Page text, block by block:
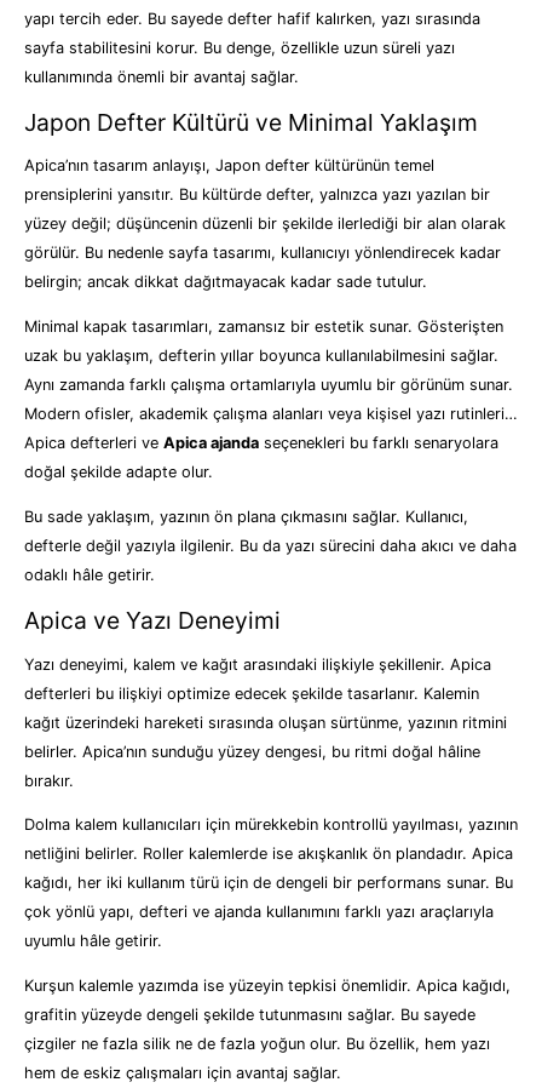
yapı tercih eder. Bu sayede defter hafif kalırken, yazı sırasında
sayfa stabilitesini korur. Bu denge, özellikle uzun süreli yazı
kullanımında önemli bir avantaj sağlar.
Japon Defter Kültürü ve Minimal Yaklaşım
Apica’nın tasarım anlayışı, Japon defter kültürünün temel
prensiplerini yansıtır. Bu kültürde defter, yalnızca yazı yazılan bir
yüzey değil; düşüncenin düzenli bir şekilde ilerlediği bir alan olarak
görülür. Bu nedenle sayfa tasarımı, kullanıcıyı yönlendirecek kadar
belirgin; ancak dikkat dağıtmayacak kadar sade tutulur.
Minimal kapak tasarımları, zamansız bir estetik sunar. Gösterişten
uzak bu yaklaşım, defterin yıllar boyunca kullanılabilmesini sağlar.
Aynı zamanda farklı çalışma ortamlarıyla uyumlu bir görünüm sunar.
Modern ofisler, akademik çalışma alanları veya kişisel yazı rutinleri…
Apica defterleri ve Apica ajanda seçenekleri bu farklı senaryolara
doğal şekilde adapte olur.
Bu sade yaklaşım, yazının ön plana çıkmasını sağlar. Kullanıcı,
defterle değil yazıyla ilgilenir. Bu da yazı sürecini daha akıcı ve daha
odaklı hâle getirir.
Apica ve Yazı Deneyimi
Yazı deneyimi, kalem ve kağıt arasındaki ilişkiyle şekillenir. Apica
defterleri bu ilişkiyi optimize edecek şekilde tasarlanır. Kalemin
kağıt üzerindeki hareketi sırasında oluşan sürtünme, yazının ritmini
belirler. Apica’nın sunduğu yüzey dengesi, bu ritmi doğal hâline
bırakır.
Dolma kalem kullanıcıları için mürekkebin kontrollü yayılması, yazının
netliğini belirler. Roller kalemlerde ise akışkanlık ön plandadır. Apica
kağıdı, her iki kullanım türü için de dengeli bir performans sunar. Bu
çok yönlü yapı, defteri ve ajanda kullanımını farklı yazı araçlarıyla
uyumlu hâle getirir.
Kurşun kalemle yazımda ise yüzeyin tepkisi önemlidir. Apica kağıdı,
grafitin yüzeyde dengeli şekilde tutunmasını sağlar. Bu sayede
çizgiler ne fazla silik ne de fazla yoğun olur. Bu özellik, hem yazı
hem de eskiz çalışmaları için avantaj sağlar.